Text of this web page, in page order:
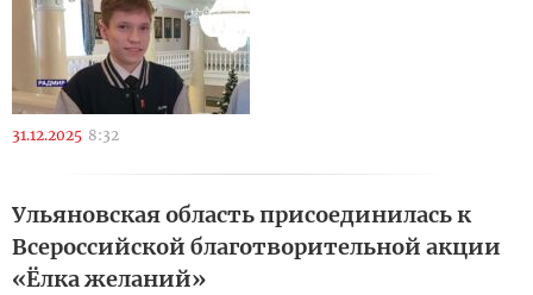
31.12.2025 8:32
Ульяновская область присоединилась к
Всероссийской благотворительной акции
«Ёлка желаний»